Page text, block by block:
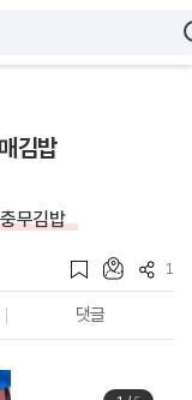
김밥
무김밥
1
댓글